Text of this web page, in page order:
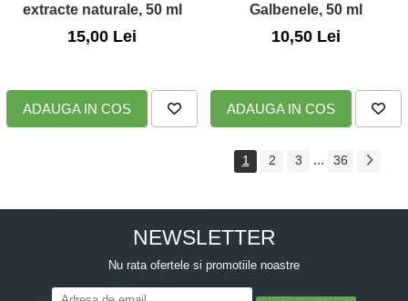
extracte naturale, 50 ml
15,00 Lei
ADAUGA IN COS
Galbenele, 50 ml
10,50 Lei
ADAUGA IN COS
1 2 3 ... 36
NEWSLETTER
Nu rata ofertele si promotiile noastre